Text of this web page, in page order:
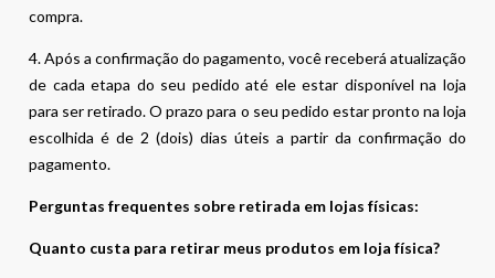
compra.
4. Após a confirmação do pagamento, você receberá atualização
de cada etapa do seu pedido até ele estar disponível na loja
para ser retirado. O prazo para o seu pedido estar pronto na loja
escolhida é de 2 (dois) dias úteis a partir da confirmação do
pagamento.
Perguntas frequentes sobre retirada em lojas físicas:
Quanto custa para retirar meus produtos em loja física?